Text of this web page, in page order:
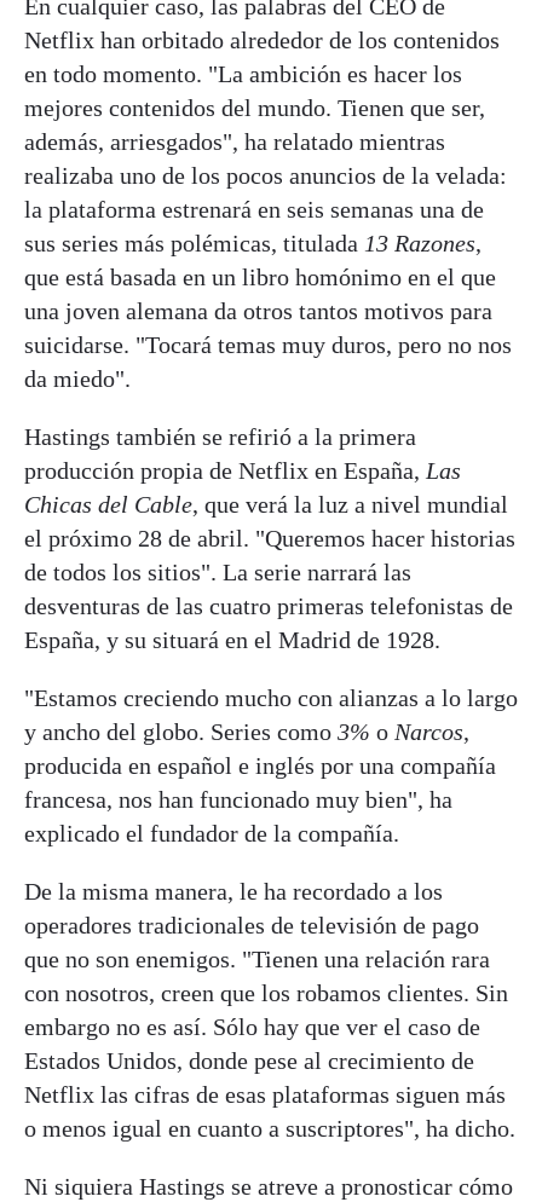
En cualquier caso, las palabras del CEO de
Netflix han orbitado alrededor de los contenidos
en todo momento. "La ambición es hacer los
mejores contenidos del mundo. Tienen que ser,
además, arriesgados", ha relatado mientras
realizaba uno de los pocos anuncios de la velada:
la plataforma estrenará en seis semanas una de
sus series más polémicas, titulada 13 Razones,
que está basada en un libro homónimo en el que
una joven alemana da otros tantos motivos para
suicidarse. "Tocará temas muy duros, pero no nos
da miedo".
Hastings también se refirió a la primera
producción propia de Netflix en España, Las
Chicas del Cable, que verá la luz a nivel mundial
el próximo 28 de abril. "Queremos hacer historias
de todos los sitios". La serie narrará las
desventuras de las cuatro primeras telefonistas de
España, y su situará en el Madrid de 1928.
"Estamos creciendo mucho con alianzas a lo largo
y ancho del globo. Series como 3% o Narcos,
producida en español e inglés por una compañía
francesa, nos han funcionado muy bien", ha
explicado el fundador de la compañía.
De la misma manera, le ha recordado a los
operadores tradicionales de televisión de pago
que no son enemigos. "Tienen una relación rara
con nosotros, creen que los robamos clientes. Sin
embargo no es así. Sólo hay que ver el caso de
Estados Unidos, donde pese al crecimiento de
Netflix las cifras de esas plataformas siguen más
o menos igual en cuanto a suscriptores", ha dicho.
Ni siquiera Hastings se atreve a pronosticar cómo